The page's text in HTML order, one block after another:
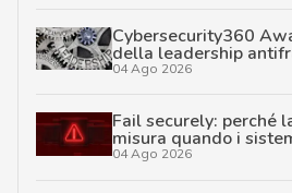
Cybersecurity360
della leadership
04 Ago 2026
Fail securely: perché
misura quando i
04 Ago 2026